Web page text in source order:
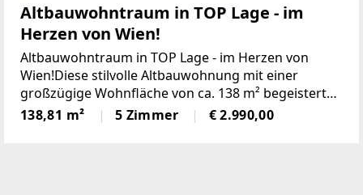
Altbauwohntraum in TOP Lage - im
Herzen von Wien!
Altbauwohntraum in TOP Lage - im Herzen von
Wien!Diese stilvolle Altbauwohnung mit einer
großzügige Wohnfläche von ca. 138 m² begeistert
mit gesamt 5 Wohnräumen, einer modern
ausgestatteten Einbauküche, zwei Badezimmer in
138,81 m² 5 Zimmer € 2.990,00